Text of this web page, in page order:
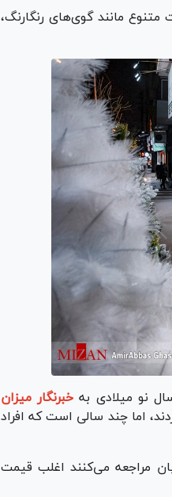
مانند گوی‌های رنگارنگ،
نو میلادی به خبرنگار میزان
اما چند سالی است که افراد
مراجعه می‌کنند اغلب قیمت